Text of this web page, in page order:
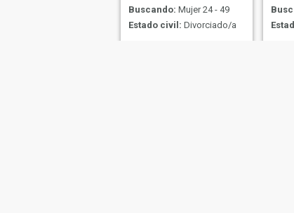
Buscando: Mujer 24 - 49
Estado civil: Divorciado/a